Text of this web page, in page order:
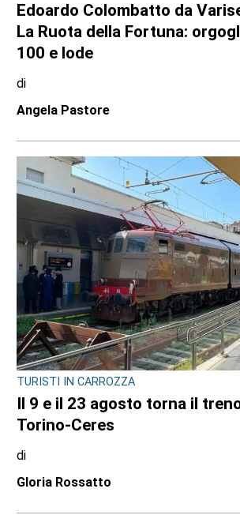
Edoardo Colombatto da
La Ruota della Fortuna:
100 e lode
di
Angela Pastore
TURISTI IN CARROZZA
Il 9 e il 23 agosto torna il
Torino-Ceres
di
Gloria Rossatto